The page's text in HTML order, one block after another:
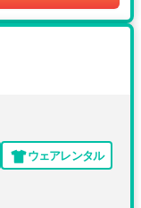
ウェアレンタル